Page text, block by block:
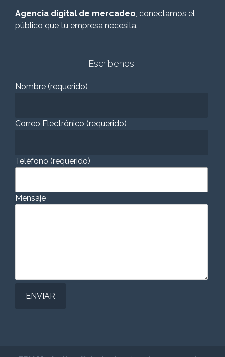
Agencia digital de mercadeo, conectamos el
público que tu empresa necesita.
Escríbenos
Nombre (requerido)
Correo Electrónico (requerido)
Teléfono (requerido)
Mensaje